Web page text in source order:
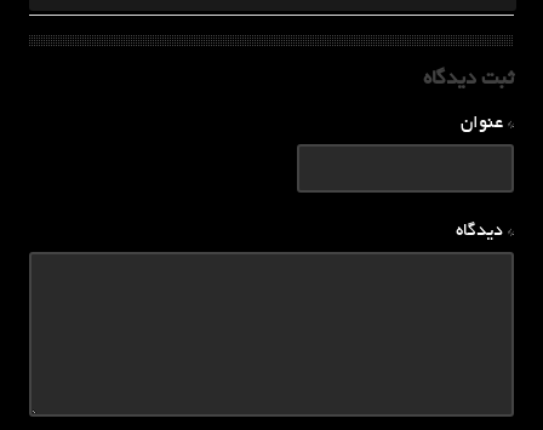
ثبت دیدگاه
* عنوان
* دیدگاه